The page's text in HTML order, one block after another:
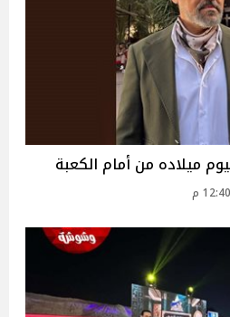
ميلاده من أمام الكعبة